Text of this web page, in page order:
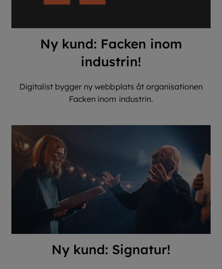
Ny kund: Facken inom
industrin!
Digitalist bygger ny webbplats åt organisationen
Facken inom industrin.
Ny kund: Signatur!